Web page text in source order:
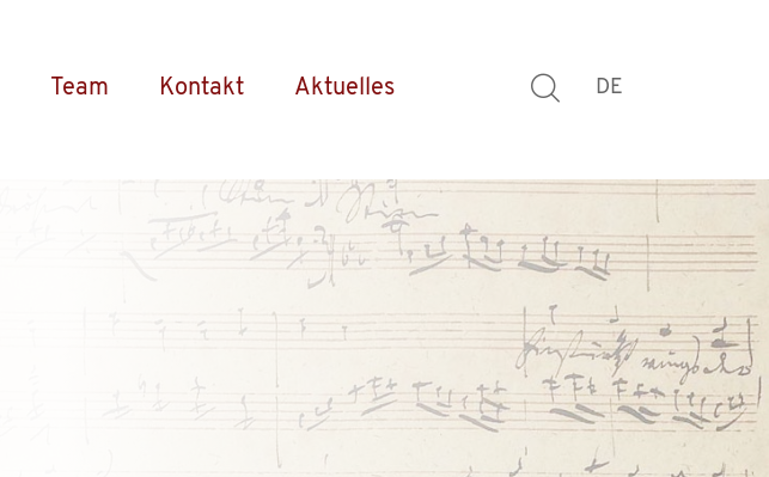
Team Kontakt Aktuelles DE